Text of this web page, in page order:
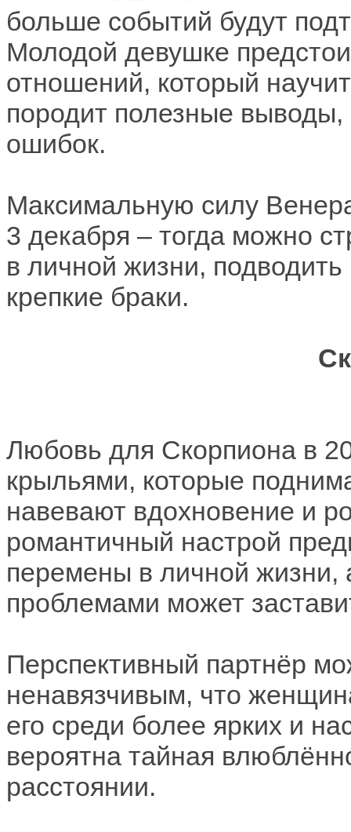
больше событий будут
Молодой девушке
отношений, который
породит полезные
ошибок.
Максимальную силу
3 декабря – тогда можно
в личной жизни,
крепкие браки.
Любовь для Скорпиона в
крыльями, которые
навевают вдохновение и
романтичный настрой
перемены в личной жизни,
проблемами может
Перспективный партнёр
ненавязчивым, что
его среди более ярких и
вероятна тайная
расстоянии.